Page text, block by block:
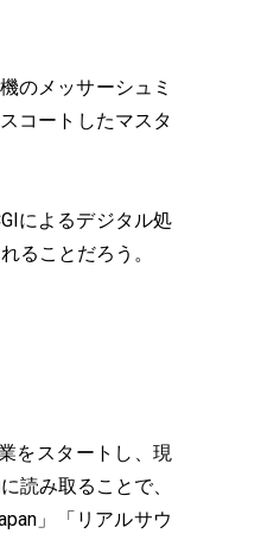
のメッサーシュミ
コートしたマスタ
によるデジタル処
ることだろう。
をスタートし、現
読み取ることで、
」「リアルサウ